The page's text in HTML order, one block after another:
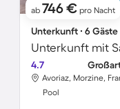
ab 746 € pro Nacht
Unterkunft ∙ 6 Gäste
Unterkunft mit
4.7
Avoriaz, Morzine,
Pool